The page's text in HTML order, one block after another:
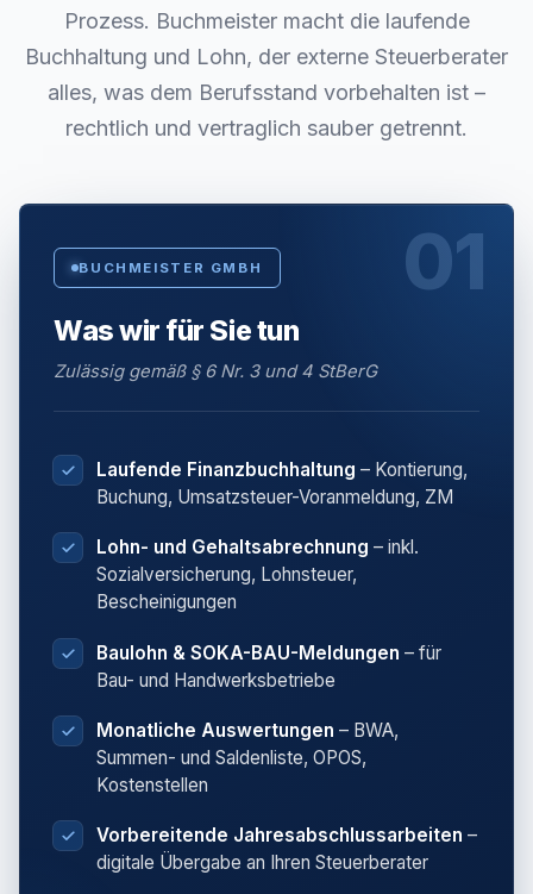
Prozess. Buchmeister macht die laufende
Buchhaltung und Lohn, der externe Steuerberater
alles, was dem Berufsstand vorbehalten ist –
rechtlich und vertraglich sauber getrennt.
01
BUCHMEISTER GMBH
Was wir für Sie tun
Zulässig gemäß § 6 Nr. 3 und 4 StBerG
Laufende Finanzbuchhaltung – Kontierung,
Buchung, Umsatzsteuer-Voranmeldung, ZM
Lohn- und Gehaltsabrechnung – inkl.
Sozialversicherung, Lohnsteuer,
Bescheinigungen
Baulohn & SOKA-BAU-Meldungen – für
Bau- und Handwerksbetriebe
Monatliche Auswertungen – BWA,
Summen- und Saldenliste, OPOS,
Kostenstellen
Vorbereitende Jahresabschlussarbeiten –
digitale Übergabe an Ihren Steuerberater